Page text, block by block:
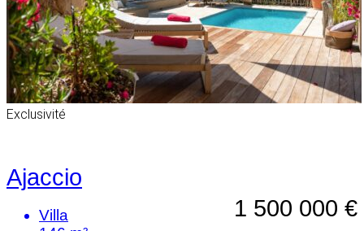
Exclusivité
Ajaccio
1 500 000 €
Villa